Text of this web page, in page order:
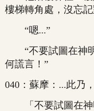
樓梯轉角處，沒忘
“嗯...”
“不要試圖在神明
何謊言！”
040：蘇摩：...此乃
「不要試圖在神